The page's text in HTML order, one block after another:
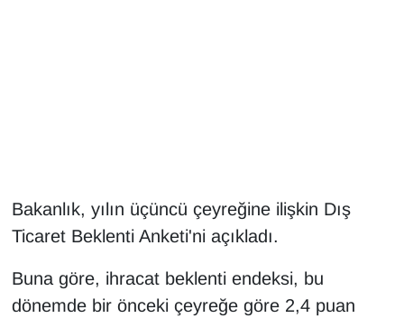
Bakanlık, yılın üçüncü çeyreğine ilişkin Dış
Ticaret Beklenti Anketi'ni açıkladı.
Buna göre, ihracat beklenti endeksi, bu
dönemde bir önceki çeyreğe göre 2,4 puan
İngilizce
Kadın
Kamu Alımları